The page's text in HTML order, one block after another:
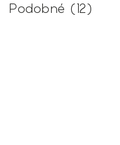
Podobné (12)